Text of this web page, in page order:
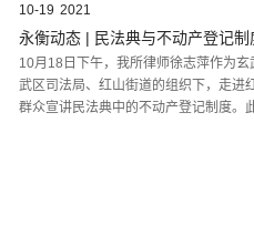
10-19 2021
永衡动态 | 民法典与不动产登记制
10月18日下午，我所律师徐志萍作为
武区司法局、红山街道的组织下，走进
群众宣讲民法典中的不动产登记制度。